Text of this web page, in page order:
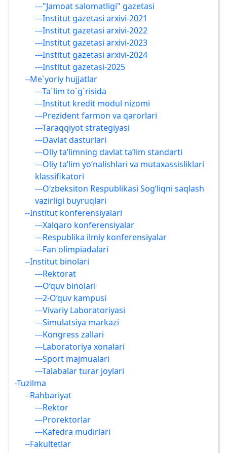
---"Jamoat salomatligi" gazetasi
---Institut gazetasi arxivi-2021
---Institut gazetasi arxivi-2022
---Institut gazetasi arxivi-2023
---Institut gazetasi arxivi-2024
---Institut gazetasi-2025
--Me`yoriy hujjatlar
---Ta`lim to`g`risida
---Institut kredit modul nizomi
---Prezident farmon va qarorlari
---Taraqqiyot strategiyasi
---Davlat dasturlari
---Oliy ta’limning davlat ta’lim standarti
---Oliy ta’lim yo‘nalishlari va mutaxassisliklari
klassifikatori
---O‘zbeksiton Respublikasi Sog‘liqni saqlash
vazirligi buyruqlari
--Institut konferensiyalari
---Xalqaro konferensiyalar
---Respublika ilmiy konferensiyalar
---Fan olimpiadalari
--Institut binolari
---Rektorat
---O‘quv binolari
---2-O‘quv kampusi
---Vivariy Laboratoriyasi
---Simulatsiya markazi
---Kongress zallari
---Laboratoriya xonalari
---Sport majmualari
---Talabalar turar joylari
-Tuzilma
--Rahbariyat
---Rektor
---Prorektorlar
---Kafedra mudirlari
--Fakultetlar